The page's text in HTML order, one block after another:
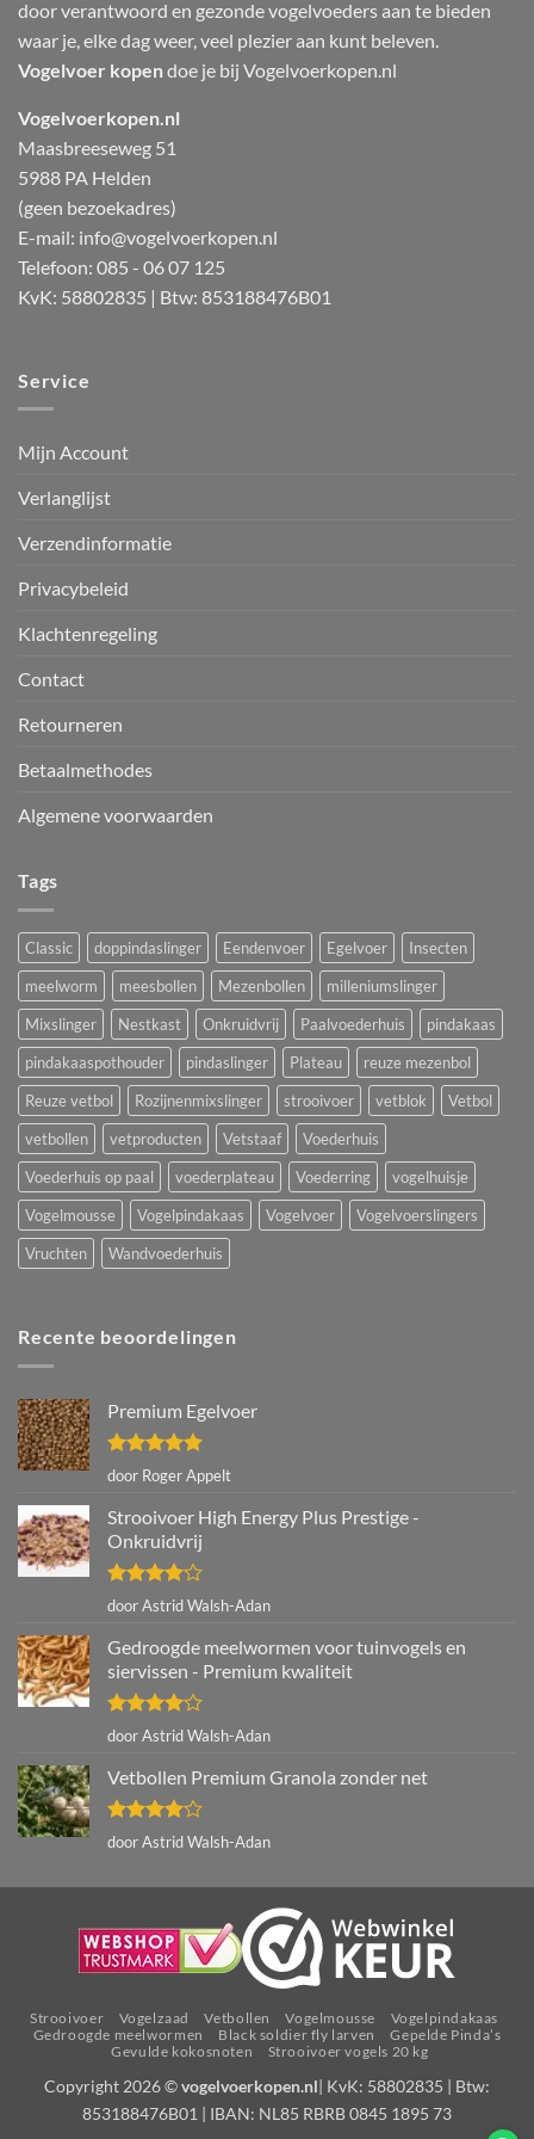
door verantwoord en gezonde vogelvoeders aan te bieden
waar je, elke dag weer, veel plezier aan kunt beleven.
Vogelvoer kopendoe je bij Vogelvoerkopen.nl
Vogelvoerkopen.nl
Maasbreeseweg 51
5988 PA Helden
(geen bezoekadres)
E-mail: info@vogelvoerkopen.nl
Telefoon: 085 - 06 07 125
KvK: 58802835 | Btw: 853188476B01
Service
Mijn Account
Verlanglijst
Verzendinformatie
Privacybeleid
Klachtenregeling
Contact
Retourneren
Betaalmethodes
Algemene voorwaarden
Tags
Classic doppindaslinger Eendenvoer Egelvoer
Insecten
meelworm
meesbollen Mezenbollen
milleniumslinger
Mixslinger
Nestkast Onkruidvrij Paalvoederhuis
pindakaas
pindakaaspothouder
pindaslinger Plateau
reuze mezenbol
Reuze vetbol
Rozijnenmixslinger strooivoer vetblok
Vetbol
vetbollen
vetproducten Vetstaaf
Voederhuis
Voederhuis op paal
voederplateau Voederring
vogelhuisje
Vogelmousse
Vogelpindakaas Vogelvoer
Vogelvoerslingers
Vruchten
Wandvoederhuis
Recente beoordelingen
Premium Egelvoer
Gewaardeerd
uit 5
door Roger Appelt
Strooivoer High Energy Plus Prestige -
Onkruidvrij
Gewaardeerd
door Astrid Walsh-Adan
Gedroogde meelwormen voor tuinvogels en
siervissen - Premium kwaliteit
Gewaardeerd
door Astrid Walsh-Adan
Vetbollen Premium Granola zonder net
Gewaardeerd
door Astrid Walsh-Adan
Strooivoer Vogelzaad Vetbollen Vogelmousse
Vogelpindakaas
Gedroogde meelwormen
Black soldier fly larven
Gepelde Pinda’s
Gevulde kokosnoten
Strooivoer vogels 20 kg
Copyright 2026 ©vogelvoerkopen.nl| KvK: 58802835 | Btw:
853188476B01 | IBAN: NL85 RBRB 0845 1895 73